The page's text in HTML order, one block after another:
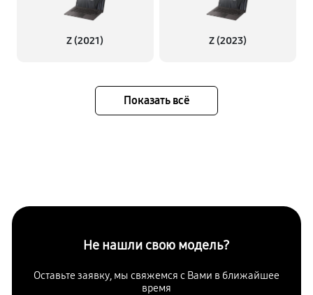
Z (2021) Z (2023)
Показать всё
Не нашли свою модель?
Оставьте заявку, мы свяжемся с Вами в ближайшее
время